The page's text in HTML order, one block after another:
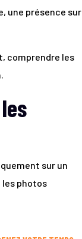
une présence sur
comprendre les
sur un
les photos